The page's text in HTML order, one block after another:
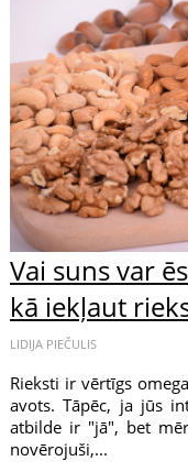
Vai suns var
kā iekļaut
LIDIJA PIEČULIS
Rieksti ir vērtīgs
avots. Tāpēc, ja jūs
atbilde ir "jā", bet
novērojuši,...